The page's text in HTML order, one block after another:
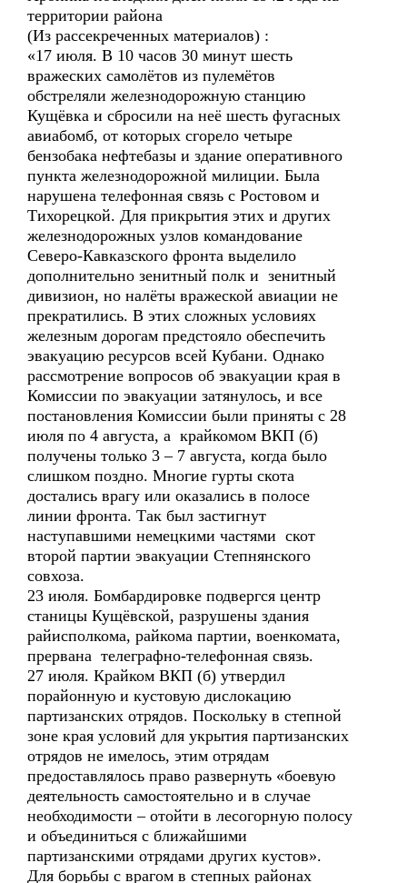
территории района
(Из рассекреченных материалов) :
«17 июля. В 10 часов 30 минут шесть
вражеских самолётов из пулемётов
обстреляли железнодорожную станцию
Кущёвка и сбросили на неё шесть фугасных
авиабомб, от которых сгорело четыре
бензобака нефтебазы и здание оперативного
пункта железнодорожной милиции. Была
нарушена телефонная связь с Ростовом и
Тихорецкой. Для прикрытия этих и других
железнодорожных узлов командование
Северо-Кавказского фронта выделило
дополнительно зенитный полк и зенитный
дивизион, но налёты вражеской авиации не
прекратились. В этих сложных условиях
железным дорогам предстояло обеспечить
эвакуацию ресурсов всей Кубани. Однако
рассмотрение вопросов об эвакуации края в
Комиссии по эвакуации затянулось, и все
постановления Комиссии были приняты с 28
июля по 4 августа, а крайкомом ВКП (б)
получены только 3 – 7 августа, когда было
слишком поздно. Многие гурты скота
достались врагу или оказались в полосе
линии фронта. Так был застигнут
наступавшими немецкими частями скот
второй партии эвакуации Степнянского
совхоза.
23 июля. Бомбардировке подвергся центр
станицы Кущёвской, разрушены здания
райисполкома, райкома партии, военкомата,
прервана телеграфно-телефонная связь.
27 июля. Крайком ВКП (б) утвердил
порайонную и кустовую дислокацию
партизанских отрядов. Поскольку в степной
зоне края условий для укрытия партизанских
отрядов не имелось, этим отрядам
предоставлялось право развернуть «боевую
деятельность самостоятельно и в случае
необходимости – отойти в лесогорную полосу
и объединиться с ближайшими
партизанскими отрядами других кустов».
Для борьбы с врагом в степных районах